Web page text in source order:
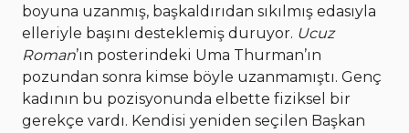
boyuna uzanmış, başkaldırıdan sıkılmış edasıyla
elleriyle başını desteklemiş duruyor. Ucuz
Roman’ın posterindeki Uma Thurman’ın
pozundan sonra kimse böyle uzanmamıştı. Genç
kadının bu pozisyonunda elbette fiziksel bir
gerekçe vardı. Kendisi yeniden seçilen Başkan